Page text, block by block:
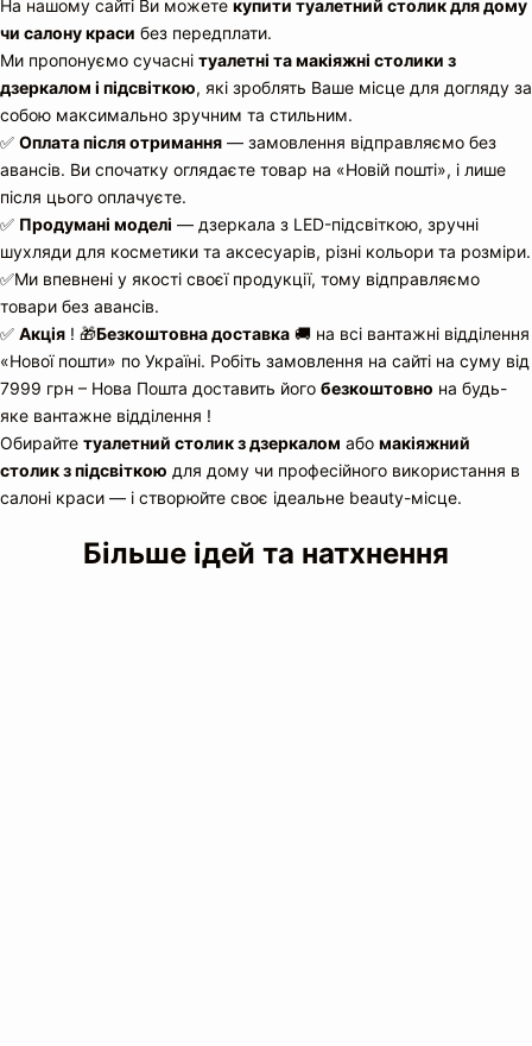
На нашому сайті Ви можете купити туалетний столик для дому
чи салону краси без передплати.
Ми пропонуємо сучасні туалетні та макіяжні столики з
дзеркалом і підсвіткою, які зроблять Ваше місце для догляду за
собою максимально зручним та стильним.
✅ Оплата після отримання — замовлення відправляємо без
авансів. Ви спочатку оглядаєте товар на «Новій пошті», і лише
після цього оплачуєте.
✅ Продумані моделі — дзеркала з LED-підсвіткою, зручні
шухляди для косметики та аксесуарів, різні кольори та розміри.
✅Ми впевнені у якості своєї продукції, тому відправляємо
товари без авансів.
✅ Акція ! 🎁Безкоштовна доставка 🚚 на всі вантажні відділення
«Нової пошти» по Україні. Робіть замовлення на сайті на суму від
7999 грн – Нова Пошта доставить його безкоштовно на будь-
яке вантажне відділення !
Обирайте туалетний столик з дзеркалом або макіяжний
столик з підсвіткою для дому чи професійного використання в
салоні краси — і створюйте своє ідеальне beauty-місце.
Більше ідей та натхнення